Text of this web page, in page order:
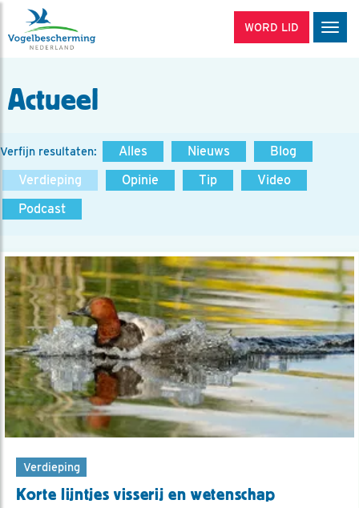
WORD LID
Actueel
Verfijn resultaten: Alles Nieuws
Blog
Verdieping
Opinie Tip
Video
Podcast
Verdieping
Korte lijntjes visserij en wetenschap